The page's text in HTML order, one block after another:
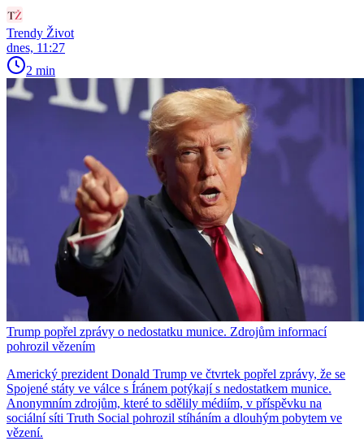
Trendy Život
dnes, 11:27
2 min
Trump popřel zprávy o nedostatku munice. Zdrojům informací
pohrozil vězením
Americký prezident Donald Trump ve čtvrtek popřel zprávy, že se
Spojené státy ve válce s Íránem potýkají s nedostatkem munice.
Anonymním zdrojům, které to sdělily médiím, v příspěvku na
sociální síti Truth Social pohrozil stíháním a dlouhým pobytem ve
vězení.